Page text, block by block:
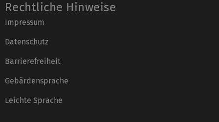
Rechtliche Hinweise
Impressum
Datenschutz
Barrierefreiheit
Gebärdensprache
Leichte Sprache